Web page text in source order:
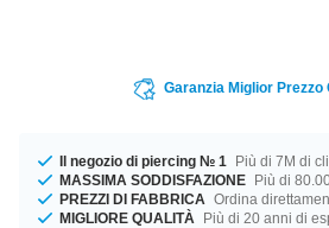
Garanzia Miglior Prezzo
Il negozio di piercing № 1
Più di 7M di
MASSIMA SODDISFAZIONE Più di
PREZZI DI FABBRICA Ordina
MIGLIORE QUALITÀ
Più di 20 anni di